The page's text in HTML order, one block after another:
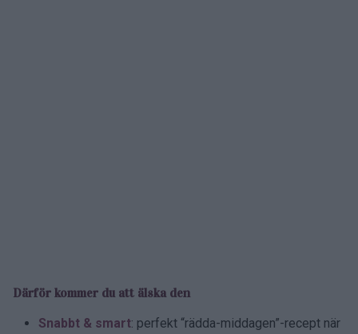
Därför kommer du att älska den
Snabbt & smart: perfekt “rädda-middagen”-recept när